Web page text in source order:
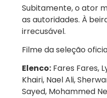
Subitamente, o ator
as autoridades. À
irrecusável.
Filme da seleção
Elenco: Fares Fares,
Khairi, Nael Ali,
Sayed, Mohammed